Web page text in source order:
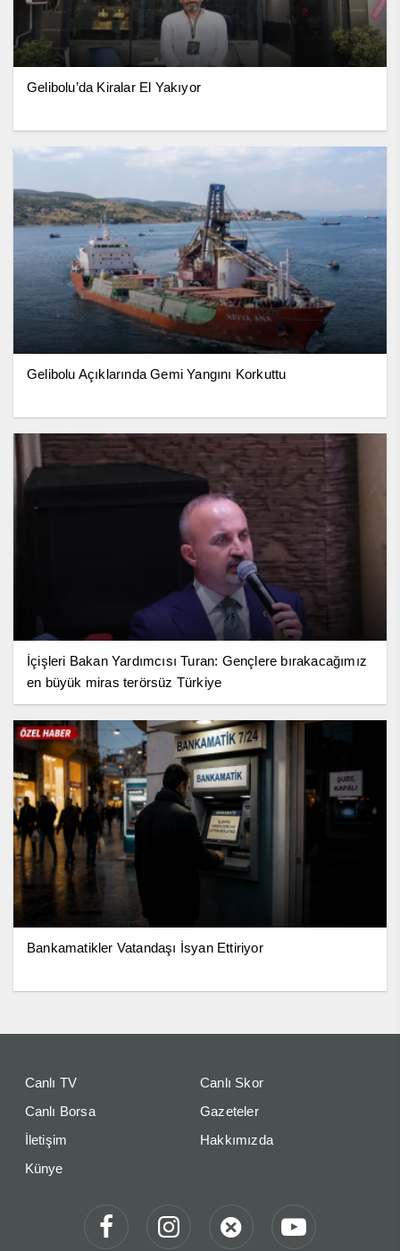
Gelibolu’da Kiralar El Yakıyor
Gelibolu Açıklarında Gemi Yangını Korkuttu
İçişleri Bakan Yardımcısı Turan: Gençlere bırakacağımız
en büyük miras terörsüz Türkiye
Bankamatikler Vatandaşı İsyan Ettiriyor
Canlı TV
Canlı Skor
Canlı Borsa
Gazeteler
İletişim
Hakkımızda
Künye